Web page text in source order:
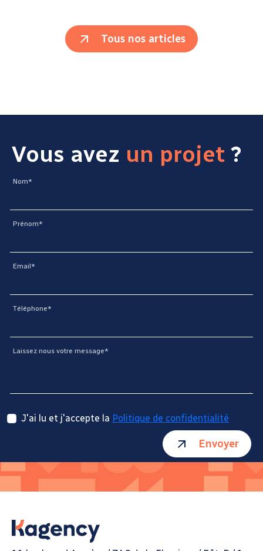
Tous nos articles
Vous avez un projet ?
Nom*
Prénom*
Email*
Téléphone*
Laissez nous votre message*
J'ai lu et j'accepte la Politique de confidentialité
Envoyer